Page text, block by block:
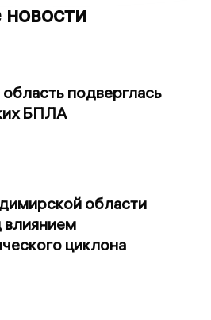
подверглась
БПЛА
области
влиянием
циклона